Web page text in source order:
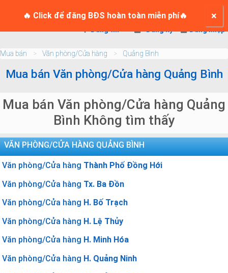
🔥 Click để đăng BĐS hoàn toàn miễn phí🔥 ×
Đăng nhập
Login
Mua bán Văn phòng/Cửa hàng Quảng Bình
Mua bán Văn phòng/Cửa hàng Quảng Bình
Mua bán Văn phòng/Cửa hàng Quảng
Bình Không tìm thấy
VĂN PHÒNG/CỬA HÀNG QUẢNG BÌNH
Văn phòng/Cửa hàng Thành Phố Đồng Hới
Văn phòng/Cửa hàng Tx. Ba Đồn
Văn phòng/Cửa hàng H. Bố Trạch
Văn phòng/Cửa hàng H. Lệ Thủy
Văn phòng/Cửa hàng H. Minh Hóa
Văn phòng/Cửa hàng H. Quảng Ninh